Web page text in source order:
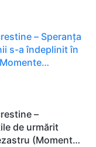
– Speranța
s-a îndeplinit în
–
de urmărit
(Momente